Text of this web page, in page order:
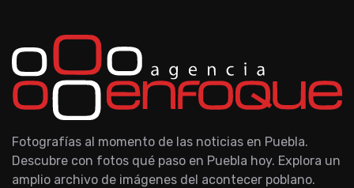
Fotografías al momento de las noticias en Puebla.
Descubre con fotos qué paso en Puebla hoy. Explora un
amplio archivo de imágenes del acontecer poblano.